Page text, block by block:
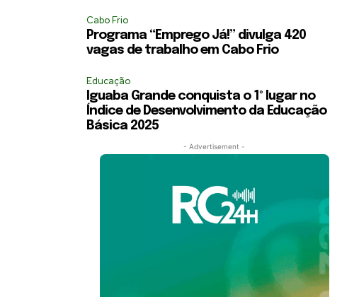
Cabo Frio
Programa “Emprego Já!” divulga 420
vagas de trabalho em Cabo Frio
Educação
Iguaba Grande conquista o 1º lugar no
Índice de Desenvolvimento da Educação
Básica 2025
- Advertisement -